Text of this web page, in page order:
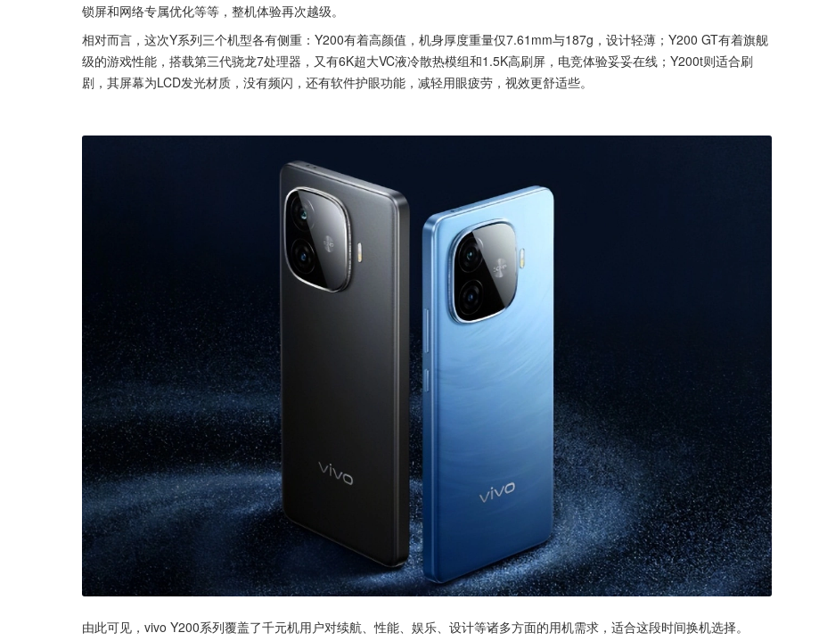
锁屏和网络专属优化等等，整机体验再次越级。
相对而言，这次Y系列三个机型各有侧重：Y200有着高颜值，机身厚度重量仅7.61mm与187g，设计轻薄；Y200 GT有着旗舰
级的游戏性能，搭载第三代骁龙7处理器，又有6K超大VC液冷散热模组和1.5K高刷屏，电竞体验妥妥在线；Y200t则适合刷
剧，其屏幕为LCD发光材质，没有频闪，还有软件护眼功能，减轻用眼疲劳，视效更舒适些。
由此可见，vivo Y200系列覆盖了千元机用户对续航、性能、娱乐、设计等诸多方面的用机需求，适合这段时间换机选择。